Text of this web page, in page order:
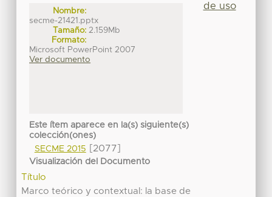
Nombre:
secme-21421.pptx
Tamaño: 2.159Mb
Formato:
Microsoft PowerPoint 2007
Ver documento
Este ítem aparece en la(s) siguiente(s)
colección(ones)
SECME 2015
[2077]
Visualización del Documento
Título
Marco teórico y contextual: la base de
de uso